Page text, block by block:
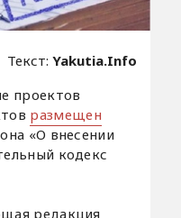
Текст:Yakutia.Info
проектов
размещен
«О внесении
кодекс
редакция